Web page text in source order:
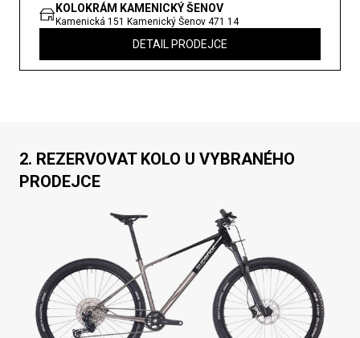
KOLOKRÁM KAMENICKÝ ŠENOV
Kamenická 151 Kamenický Šenov 471 14
DETAIL PRODEJCE
2. REZERVOVAT KOLO U VYBRANÉHO
PRODEJCE